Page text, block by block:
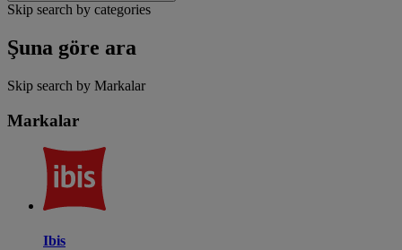
Skip search by categories
Şuna göre ara
Skip search by Markalar
Markalar
Ibis